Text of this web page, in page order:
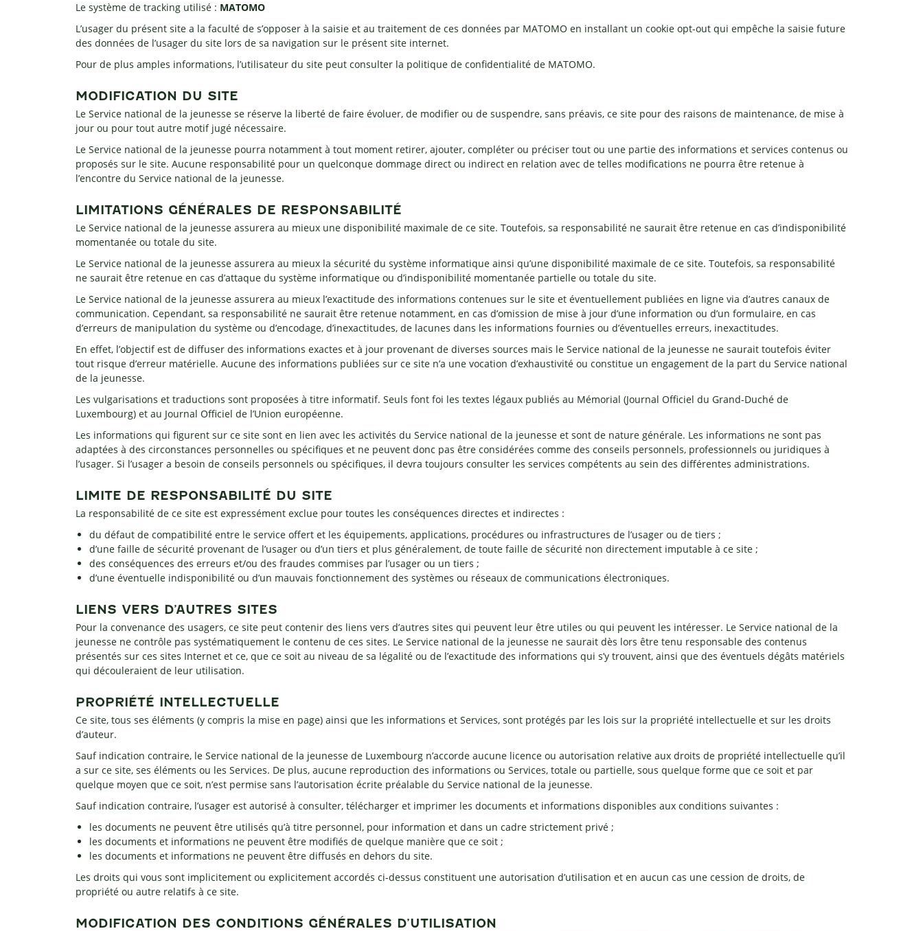
Le système de tracking utilisé : MATOMO
L’usager du présent site a la faculté de s’opposer à la saisie et au traitement de ces données par MATOMO en installant un cookie opt-out qui empêche la saisie future
des données de l’usager du site lors de sa navigation sur le présent site internet.
Pour de plus amples informations, l’utilisateur du site peut consulter la politique de confidentialité de MATOMO.
MODIFICATION DU SITE
Le Service national de la jeunesse se réserve la liberté de faire évoluer, de modifier ou de suspendre, sans préavis, ce site pour des raisons de maintenance, de mise à
jour ou pour tout autre motif jugé nécessaire.
Le Service national de la jeunesse pourra notamment à tout moment retirer, ajouter, compléter ou préciser tout ou une partie des informations et services contenus ou
proposés sur le site. Aucune responsabilité pour un quelconque dommage direct ou indirect en relation avec de telles modifications ne pourra être retenue à
l’encontre du Service national de la jeunesse.
LIMITATIONS GÉNÉRALES DE RESPONSABILITÉ
Le Service national de la jeunesse assurera au mieux une disponibilité maximale de ce site. Toutefois, sa responsabilité ne saurait être retenue en cas d’indisponibilité
momentanée ou totale du site.
Le Service national de la jeunesse assurera au mieux la sécurité du système informatique ainsi qu’une disponibilité maximale de ce site. Toutefois, sa responsabilité
ne saurait être retenue en cas d’attaque du système informatique ou d’indisponibilité momentanée partielle ou totale du site.
Le Service national de la jeunesse assurera au mieux l’exactitude des informations contenues sur le site et éventuellement publiées en ligne via d’autres canaux de
communication. Cependant, sa responsabilité ne saurait être retenue notamment, en cas d’omission de mise à jour d’une information ou d’un formulaire, en cas
d’erreurs de manipulation du système ou d’encodage, d’inexactitudes, de lacunes dans les informations fournies ou d’éventuelles erreurs, inexactitudes.
En effet, l’objectif est de diffuser des informations exactes et à jour provenant de diverses sources mais le Service national de la jeunesse ne saurait toutefois éviter
tout risque d’erreur matérielle. Aucune des informations publiées sur ce site n’a une vocation d’exhaustivité ou constitue un engagement de la part du Service national
de la jeunesse.
Les vulgarisations et traductions sont proposées à titre informatif. Seuls font foi les textes légaux publiés au Mémorial (Journal Officiel du Grand-Duché de
Luxembourg) et au Journal Officiel de l’Union européenne.
Les informations qui figurent sur ce site sont en lien avec les activités du Service national de la jeunesse et sont de nature générale. Les informations ne sont pas
adaptées à des circonstances personnelles ou spécifiques et ne peuvent donc pas être considérées comme des conseils personnels, professionnels ou juridiques à
l’usager. Si l’usager a besoin de conseils personnels ou spécifiques, il devra toujours consulter les services compétents au sein des différentes administrations.
LIMITE DE RESPONSABILITÉ DU SITE
La responsabilité de ce site est expressément exclue pour toutes les conséquences directes et indirectes :
du défaut de compatibilité entre le service offert et les équipements, applications, procédures ou infrastructures de l’usager ou de tiers ;
d’une faille de sécurité provenant de l’usager ou d’un tiers et plus généralement, de toute faille de sécurité non directement imputable à ce site ;
des conséquences des erreurs et/ou des fraudes commises par l’usager ou un tiers ;
d’une éventuelle indisponibilité ou d’un mauvais fonctionnement des systèmes ou réseaux de communications électroniques.
LIENS VERS D’AUTRES SITES
Pour la convenance des usagers, ce site peut contenir des liens vers d’autres sites qui peuvent leur être utiles ou qui peuvent les intéresser. Le Service national de la
jeunesse ne contrôle pas systématiquement le contenu de ces sites. Le Service national de la jeunesse ne saurait dès lors être tenu responsable des contenus
présentés sur ces sites Internet et ce, que ce soit au niveau de sa légalité ou de l’exactitude des informations qui s’y trouvent, ainsi que des éventuels dégâts matériels
qui découleraient de leur utilisation.
PROPRIÉTÉ INTELLECTUELLE
Ce site, tous ses éléments (y compris la mise en page) ainsi que les informations et Services, sont protégés par les lois sur la propriété intellectuelle et sur les droits
d’auteur.
Sauf indication contraire, le Service national de la jeunesse de Luxembourg n’accorde aucune licence ou autorisation relative aux droits de propriété intellectuelle qu’il
a sur ce site, ses éléments ou les Services. De plus, aucune reproduction des informations ou Services, totale ou partielle, sous quelque forme que ce soit et par
quelque moyen que ce soit, n’est permise sans l’autorisation écrite préalable du Service national de la jeunesse.
Sauf indication contraire, l’usager est autorisé à consulter, télécharger et imprimer les documents et informations disponibles aux conditions suivantes :
les documents ne peuvent être utilisés qu’à titre personnel, pour information et dans un cadre strictement privé ;
les documents et informations ne peuvent être modifiés de quelque manière que ce soit ;
les documents et informations ne peuvent être diffusés en dehors du site.
Les droits qui vous sont implicitement ou explicitement accordés ci-dessus constituent une autorisation d’utilisation et en aucun cas une cession de droits, de
propriété ou autre relatifs à ce site.
MODIFICATION DES CONDITIONS GÉNÉRALES D’UTILISATION